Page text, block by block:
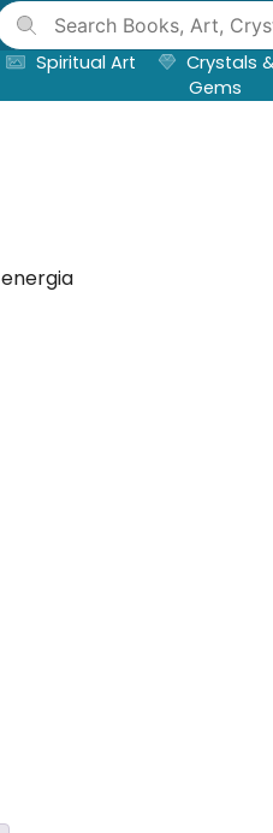
Spiritual Art
Crystals
Gems